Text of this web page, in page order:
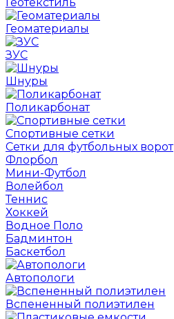
Геоматериалы
ЗУС
Шнуры
Поликарбонат
Спортивные сетки
Сетки для футбольных ворот
Флорбол
Мини-Футбол
Волейбол
Теннис
Хоккей
Водное Поло
Бадминтон
Баскетбол
Автопологи
Вспененный полиэтилен